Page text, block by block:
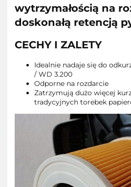
wytrzymałością na
doskonałą retencją
CECHY I ZALETY
Idealnie nadaje się do
/ WD 3.200
Odporne na rozdarcie
Zatrzymują dużo więcej
tradycyjnych torebek